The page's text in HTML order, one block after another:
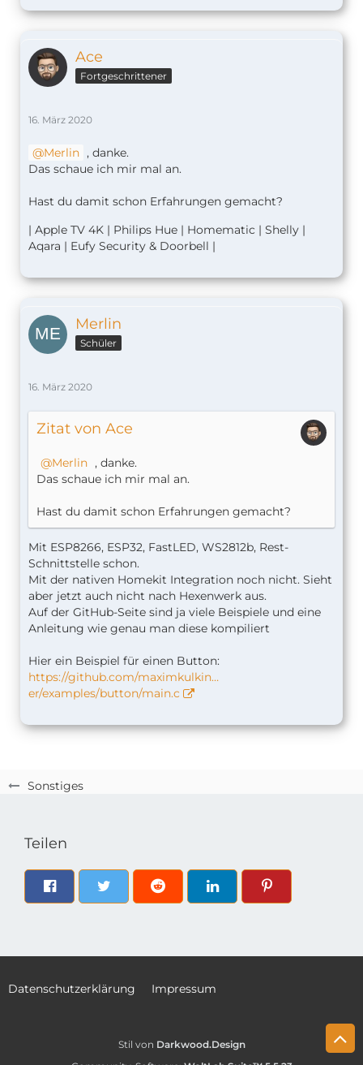
Sonstiges
Ace
Fortgeschrittener
16. März 2020
Merlin , danke.
Das schaue ich mir mal an.
Hast du damit schon Erfahrungen gemacht?
| Apple TV 4K | Philips Hue | Homematic | Shelly |
Aqara | Eufy Security & Doorbell |
Merlin
Schüler
16. März 2020
Zitat von Ace
Merlin , danke.
Das schaue ich mir mal an.
Hast du damit schon Erfahrungen gemacht?
Mit ESP8266, ESP32, FastLED, WS2812b, Rest-
Schnittstelle schon.
Mit der nativen Homekit Integration noch nicht. Sieht
aber jetzt auch nicht nach Hexenwerk aus.
Auf der GitHub-Seite sind ja viele Beispiele und eine
Anleitung wie genau man diese kompiliert
Hier ein Beispiel für einen Button:
https://github.com/maximkulkin…
er/examples/button/main.c
Teilen
Datenschutzerklärung Impressum
Stil von Darkwood.Design